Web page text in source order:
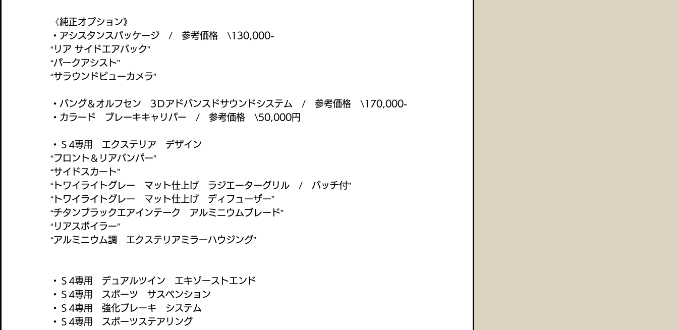
《純正オプション》
・アシスタンスパッケージ　/　参考価格　\130,000-
“リア サイドエアバック”
“パークアシスト”
“サラウンドビューカメラ”
・バング＆オルフセン　3Ｄアドバンスドサウンドシステム　/　参考価格　\170,000-
・カラード　ブレーキキャリパー　/　参考価格　\50,000円
・Ｓ4専用　エクステリア　デザイン
“フロント＆リアバンパー”
“サイドスカート”
“トワイライトグレー　マット仕上げ　ラジエーターグリル　/　バッチ付”
“トワイライトグレー　マット仕上げ　ディフューザー”
“チタンブラックエアインテーク　アルミニウムブレード”
“リアスポイラー”
“アルミニウム調　エクステリアミラーハウジング”
・Ｓ4専用　デュアルツイン　エキゾーストエンド
・Ｓ4専用　スポーツ　サスペンション
・Ｓ4専用　強化ブレーキ　システム
・Ｓ4専用　スポーツステアリング